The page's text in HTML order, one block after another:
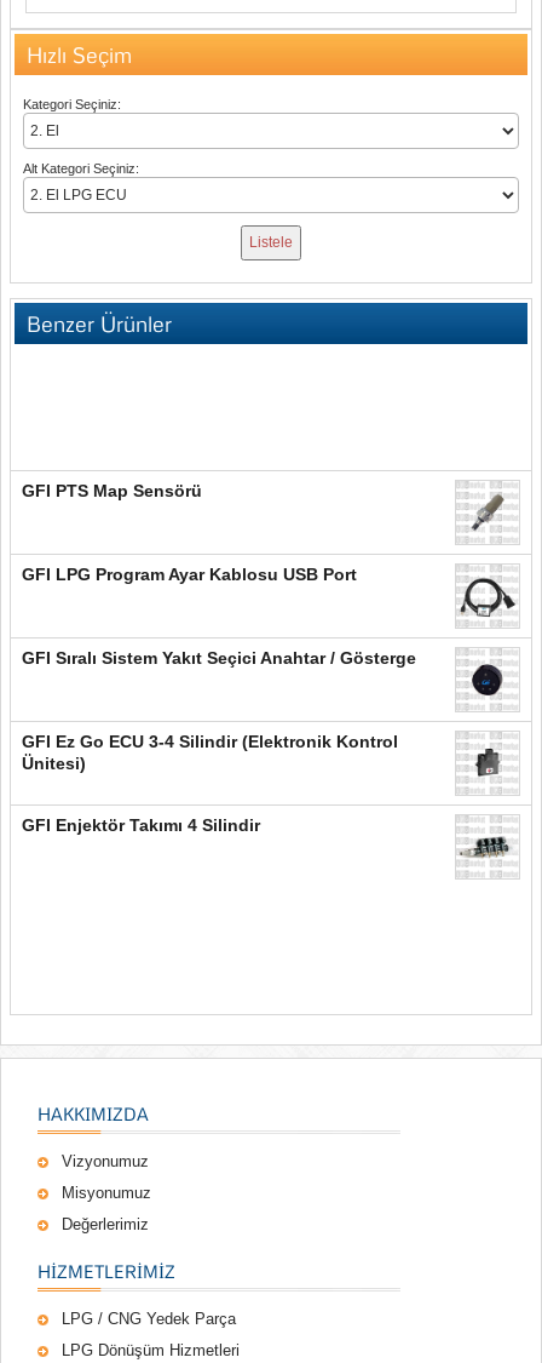
Hızlı Seçim
Kategori Seçiniz:
Alt Kategori Seçiniz:
Benzer Ürünler
GFI PTS Map Sensörü
GFI LPG Program Ayar Kablosu USB Port
GFI Sıralı Sistem Yakıt Seçici Anahtar / Gösterge
GFI Ez Go ECU 3-4 Silindir (Elektronik Kontrol
Ünitesi)
GFI Enjektör Takımı 4 Silindir
HAKKIMIZDA
Vizyonumuz
Misyonumuz
Değerlerimiz
HIZMETLERIMIZ
LPG / CNG Yedek Parça
LPG Dönüşüm Hizmetleri